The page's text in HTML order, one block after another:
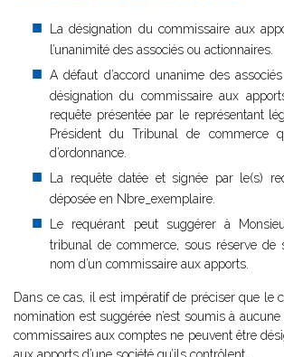
La désignation du commissaire aux
l’unanimité des associés ou actionnaires.
A défaut d’accord unanime des
désignation du commissaire aux
requête présentée par le représentant
Président du Tribunal de commerce
d’ordonnance.
La requête datée et signée par le(s)
déposée en Nbre_exemplaire.
Le requérant peut suggérer à
tribunal de commerce, sous réserve de
nom d’un commissaire aux apports.
Dans ce cas, il est impératif de préciser que le
nomination est suggérée n’est soumis à
commissaires aux comptes ne peuvent être